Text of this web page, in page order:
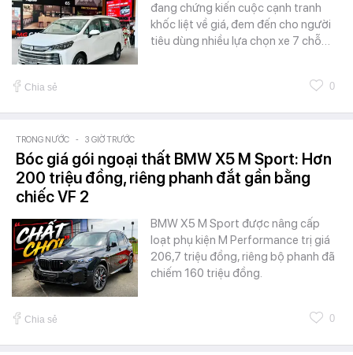
đang chứng kiến cuộc cạnh tranh
khốc liệt về giá, đem đến cho người
tiêu dùng nhiều lựa chọn xe 7 chỗ…
Chia sẻ 0
TRONG NƯỚC - 3 GIỜ TRƯỚC
Bóc giá gói ngoại thất BMW X5 M Sport: Hơn
200 triệu đồng, riêng phanh đắt gần bằng
chiếc VF 2
BMW X5 M Sport được nâng cấp
loạt phụ kiện M Performance trị giá
206,7 triệu đồng, riêng bộ phanh đã
chiếm 160 triệu đồng.
Chia sẻ 0